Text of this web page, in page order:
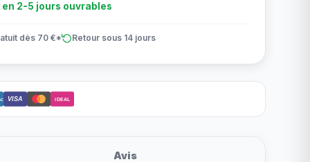
2-5 jours ouvrables
dès 70 €* Retour sous 14 jours
VISA iDEAL
Avis